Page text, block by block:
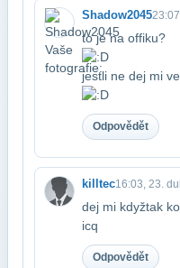
Shadow2045
to je na offiku?
jestli ne dej mi
Odpovědět
killtec16:03, 23.
dej mi kdyžtak
icq
Odpovědět